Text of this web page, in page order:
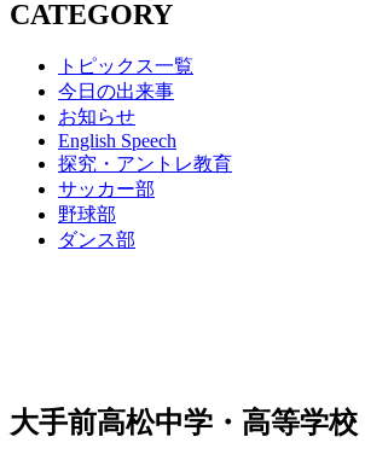
CATEGORY
トピックス一覧
今日の出来事
お知らせ
English Speech
探究・アントレ教育
サッカー部
野球部
ダンス部
大手前高松中学・高等学校